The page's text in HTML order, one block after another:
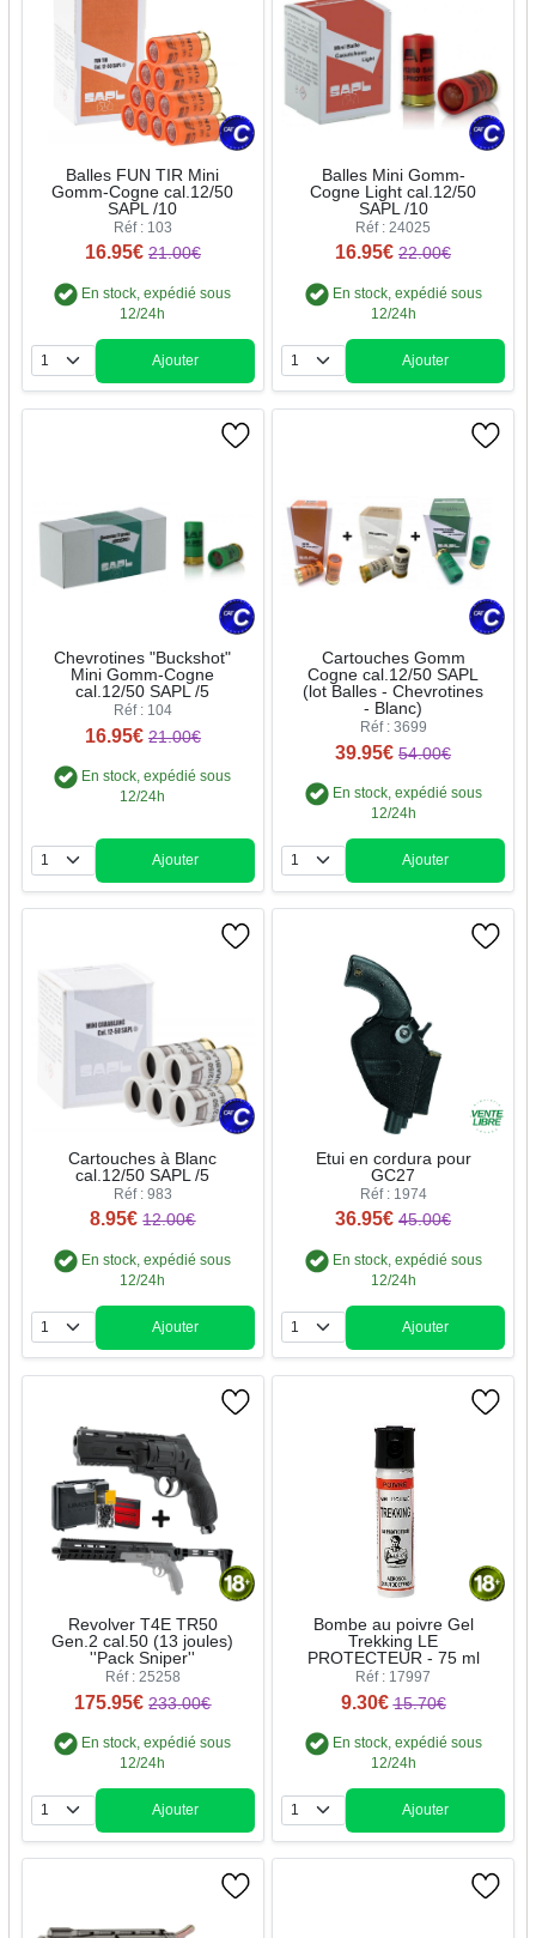
Balles FUN TIR Mini
Gomm-Cogne cal.12/50
SAPL /10
Réf : 103
16.95€ 21.00€
En stock, expédié sous
12/24h
Quantité
Ajouter
Balles Mini Gomm-
Cogne Light cal.12/50
SAPL /10
Réf : 24025
16.95€ 22.00€
En stock, expédié sous
12/24h
Quantité
Ajouter
Chevrotines "Buckshot"
Mini Gomm-Cogne
cal.12/50 SAPL /5
Réf : 104
16.95€ 21.00€
En stock, expédié sous
12/24h
Quantité
Ajouter
Cartouches Gomm
Cogne cal.12/50 SAPL
(lot Balles - Chevrotines
- Blanc)
Réf : 3699
39.95€ 54.00€
En stock, expédié sous
12/24h
Quantité
Ajouter
Cartouches à Blanc
cal.12/50 SAPL /5
Réf : 983
8.95€ 12.00€
En stock, expédié sous
12/24h
Quantité
Ajouter
Etui en cordura pour
GC27
Réf : 1974
36.95€ 45.00€
En stock, expédié sous
12/24h
Quantité
Ajouter
Revolver T4E TR50
Gen.2 cal.50 (13 joules)
''Pack Sniper''
Réf : 25258
175.95€ 233.00€
En stock, expédié sous
12/24h
Quantité
Ajouter
Bombe au poivre Gel
Trekking LE
PROTECTEUR - 75 ml
Réf : 17997
9.30€ 15.70€
En stock, expédié sous
12/24h
Quantité
Ajouter